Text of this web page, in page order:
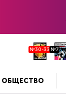
№30-33 №7
ОБЩЕСТВО